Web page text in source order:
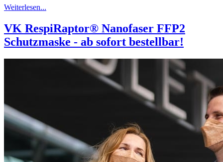
Weiterlesen...
VK RespiRaptor® Nanofaser FFP2
Schutzmaske - ab sofort bestellbar!